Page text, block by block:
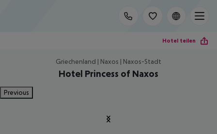
Hotel teilen
Griechenland | Naxos | Naxos-Stadt
Hotel Princess of Naxos
Previous